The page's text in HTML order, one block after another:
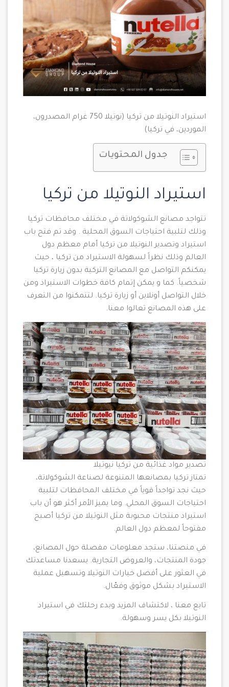
استيراد النوتيلا من تركيا (نوتيلا 750 غرام المصدرون،
الموردين، في تركيا)
جدول المحتويات
استيراد النوتيلا من تركيا
تتواجد مصانع الشوكولاتة في مختلف محافظات تركيا
وذلك لتلبية احتياجات السوق المحلية . وقد تم فتح باب
استيراد وتصدير النوتيلا من تركيا أمام معظم دول
العالم وذلك نظراً لسهولة الاستيراد من تركيا ، حيث
يمكنكم التواصل مع المصانع التركية بدون زيارة تركيا
شخصياً. كما و يمكن إتمام كافة خطوات الاستيراد ومن
خلال التواصل أونلاين أو زيارة تركيا. لتتمكنوا من التعرف
على هذه المصانع تعالوا معنا.
تصدير مواد غذائية من تركيا نيوتيلا
تمتاز تركيا بمصانعها المتنوعة لصناعة الشوكولاتة،
حيث نجد تواجداً قوياً في مختلف المحافظات لتلبية
احتياجات السوق المحلي. وما يميز الأمر أكثر هو أن باب
استيراد منتجات محبوبة مثل النوتيلا من تركيا أصبح
مفتوحاً لمعظم دول العالم.
في منصتنا، ستجد معلومات مفصلة حول المصانع،
جودة المنتجات، والعروض التجارية. يسعدنا مساعدتك
في العثور على أفضل خيارات النوتيلا وتسهيل عملية
الاستيراد بشكل موثوق وفعّال.
تابع معنا ، لاكتشاف المزيد وبدء رحلتك في استيراد
النوتيلا بكل يسر وسهولة.